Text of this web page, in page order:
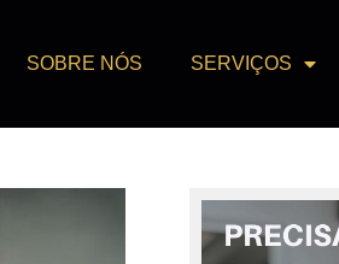
SOBRE NÓS SERVIÇOS